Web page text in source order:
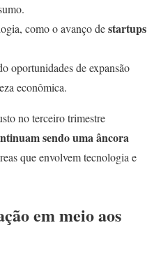
como o avanço destartups
oportunidades de expansão
econômica.
no terceiro trimestre
sendo uma âncora
que envolvem tecnologia e
em meio aos